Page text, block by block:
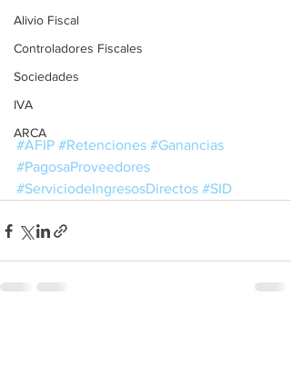
Alivio Fiscal
Controladores Fiscales
Sociedades
IVA
ARCA
#AFIP #Retenciones #Ganancias
#PagosaProveedores
#ServiciodeIngresosDirectos #SID